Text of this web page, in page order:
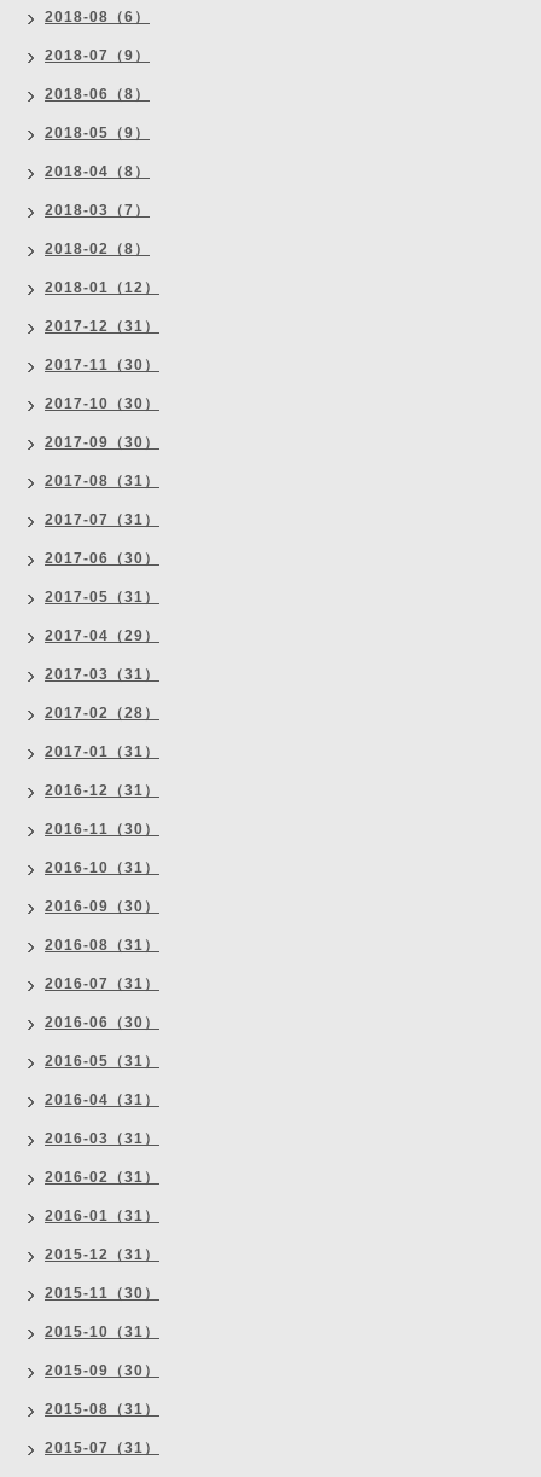
2018-08（6）
2018-07（9）
2018-06（8）
2018-05（9）
2018-04（8）
2018-03（7）
2018-02（8）
2018-01（12）
2017-12（31）
2017-11（30）
2017-10（30）
2017-09（30）
2017-08（31）
2017-07（31）
2017-06（30）
2017-05（31）
2017-04（29）
2017-03（31）
2017-02（28）
2017-01（31）
2016-12（31）
2016-11（30）
2016-10（31）
2016-09（30）
2016-08（31）
2016-07（31）
2016-06（30）
2016-05（31）
2016-04（31）
2016-03（31）
2016-02（31）
2016-01（31）
2015-12（31）
2015-11（30）
2015-10（31）
2015-09（30）
2015-08（31）
2015-07（31）